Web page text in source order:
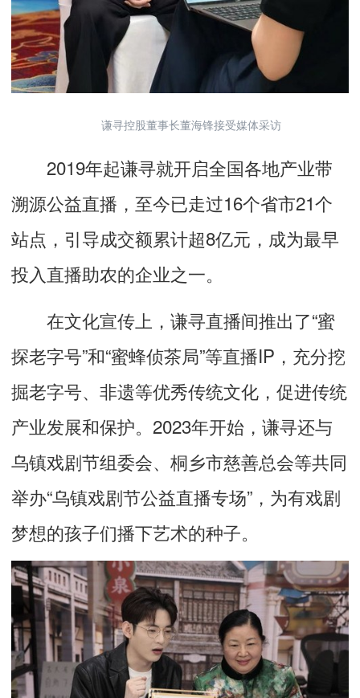
谦寻控股董事长董海锋接受媒体采访
2019年起谦寻就开启全国各地产业带
溯源公益直播，至今已走过16个省市21个
站点，引导成交额累计超8亿元，成为最早
投入直播助农的企业之一。
在文化宣传上，谦寻直播间推出了“蜜
探老字号”和“蜜蜂侦茶局”等直播IP，充分挖
掘老字号、非遗等优秀传统文化，促进传统
产业发展和保护。2023年开始，谦寻还与
乌镇戏剧节组委会、桐乡市慈善总会等共同
举办“乌镇戏剧节公益直播专场”，为有戏剧
梦想的孩子们播下艺术的种子。